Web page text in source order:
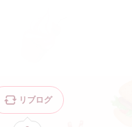
リブログ